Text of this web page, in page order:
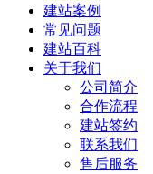
建站案例
常见问题
建站百科
关于我们
公司简介
合作流程
建站签约
联系我们
售后服务